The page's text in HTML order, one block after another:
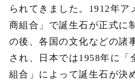
られてきました。1912年ア
商組合」で誕生石が正式に
の後、各国の文化などの諸
され、日本では1958年に「
組合」によって誕生石が決